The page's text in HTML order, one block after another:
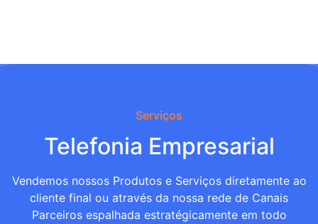
Serviços
Telefonia Empresarial
Vendemos nossos Produtos e Serviços diretamente ao
cliente final ou através da nossa rede de Canais
Parceiros espalhada estratégicamente em todo